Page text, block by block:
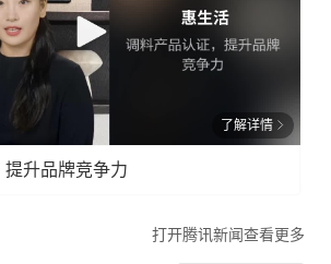
了解详情
升品牌竞争力
打开腾讯新闻查看更多